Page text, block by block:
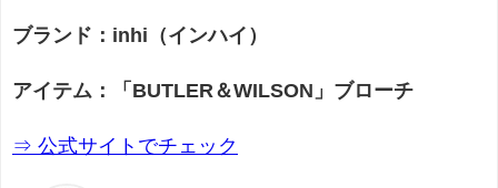
ブランド：inhi（インハイ）
アイテム：「BUTLER＆WILSON」ブローチ
⇒ 公式サイトでチェック